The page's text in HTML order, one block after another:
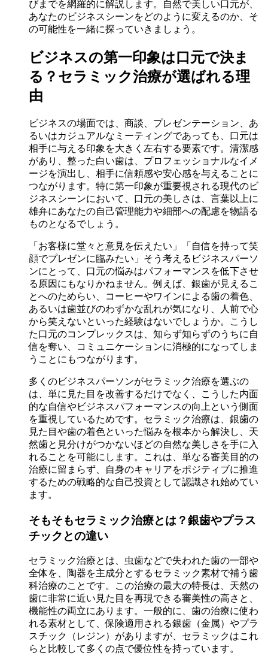
びまでを網羅的に解説します。自然で美しい口元が、
あなたのビジネスシーンをどのように変えるのか、そ
の可能性を一緒に探っていきましょう。
ビジネスの第一印象は口元で決ま
る？セラミック治療が選ばれる理
由
ビジネスの場面では、商談、プレゼンテーション、あ
るいはカジュアルなミーティングであっても、口元は
相手に与える印象を大きく左右する要素です。清潔感
があり、整った白い歯は、プロフェッショナルなイメ
ージを演出し、相手に信頼感や安心感を与えることに
つながります。特に第一印象が重要視される現代のビ
ジネスシーンにおいて、口元の美しさは、言葉以上に
雄弁にあなたの自己管理能力や細部への配慮を物語る
ものとなるでしょう。
「お客様に堂々と意見を伝えたい」「自信を持って笑
顔でプレゼンに臨みたい」そう考えるビジネスパーソ
ンにとって、口元の悩みはパフォーマンスを低下させ
る原因にもなりかねません。例えば、銀歯が見えるこ
とへのためらい、コーヒーやワインによる歯の着色、
あるいは歯並びのわずかな乱れが気になり、人前で心
から笑えないといった経験はないでしょうか。こうし
た口元のコンプレックスは、知らず知らずのうちに自
信を奪い、コミュニケーションに消極的になってしま
うことにもつながります。
多くのビジネスパーソンがセラミック治療を選ぶの
は、単に見た目を改善するだけでなく、こうした内面
的な自信やビジネスパフォーマンスの向上という側面
を重視しているためです。セラミック治療は、銀歯の
見た目や歯の着色といった悩みを根本から解決し、天
然歯と見分けがつかないほどの自然な美しさを手に入
れることを可能にします。これは、単なる審美目的の
治療に留まらず、自身のキャリアをポジティブに推進
するための戦略的な自己投資として認識され始めてい
ます。
そもそもセラミック治療とは？銀歯やプラス
チックとの違い
セラミック治療とは、虫歯などで失われた歯の一部や
全体を、陶器を主成分とするセラミック素材で補う歯
科治療のことです。この治療の最大の特長は、天然の
歯に非常に近い見た目を再現できる審美性の高さと、
機能性の両立にあります。一般的に、歯の治療に使わ
れる素材として、保険適用される銀歯（金属）やプラ
スチック（レジン）がありますが、セラミックはこれ
らと比較して多くの点で優位性を持っています。